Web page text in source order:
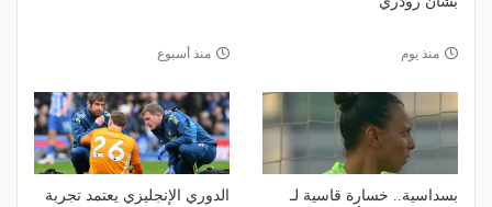
منذ يوم منذ أسبوع
بسداسية.. خسارة قاسية لـ
الدوري الإنجليزي يعتمد تجربة